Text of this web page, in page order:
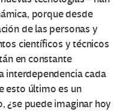
porque desde
de las personas y
científicos y técnicos
en constante
interdependencia cada
esto último es un
¿se puede imaginar hoy